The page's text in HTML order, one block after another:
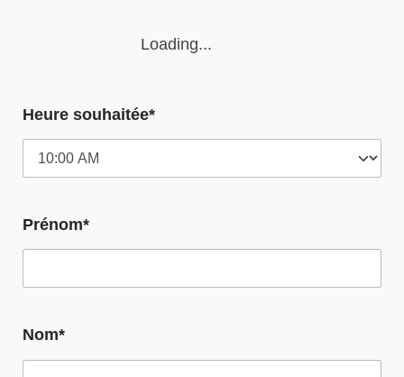
Loading...
Heure souhaitée*
Prénom*
Nom*